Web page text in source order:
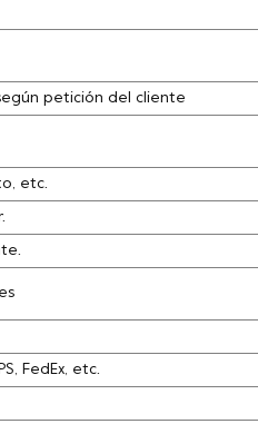
petición del cliente
etc.
FedEx, etc.